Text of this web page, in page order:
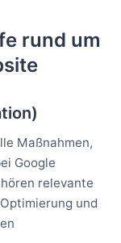
rund um
Maßnahmen,
Google
relevante
und